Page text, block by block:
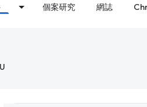
個案研究 網誌